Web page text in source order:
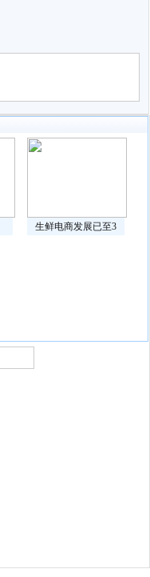
生鲜电商发展已至3